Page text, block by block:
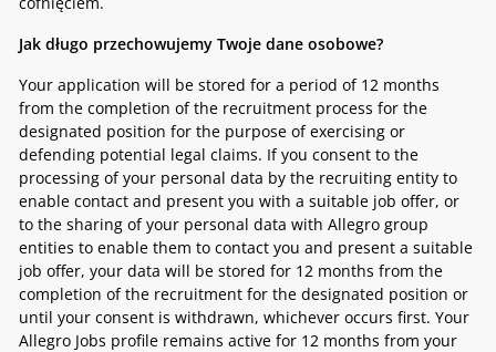
Jak długo przechowujemy Twoje dane osobowe?
Your application will be stored for a period of 12 months
from the completion of the recruitment process for the
designated position for the purpose of exercising or
defending potential legal claims. If you consent to the
processing of your personal data by the recruiting entity to
enable contact and present you with a suitable job offer, or
to the sharing of your personal data with Allegro group
entities to enable them to contact you and present a suitable
job offer, your data will be stored for 12 months from the
completion of the recruitment for the designated position or
until your consent is withdrawn, whichever occurs first. Your
Allegro Jobs profile remains active for 12 months from your